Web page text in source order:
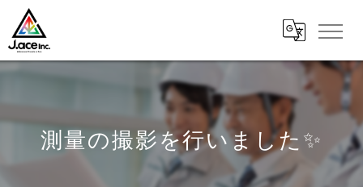
測量の撮影を行いました✨️